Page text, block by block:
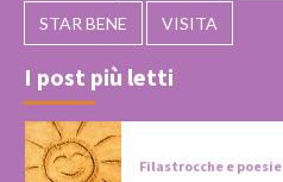
STAR BENE VISITA
I post più letti
Filastrocche e poesie